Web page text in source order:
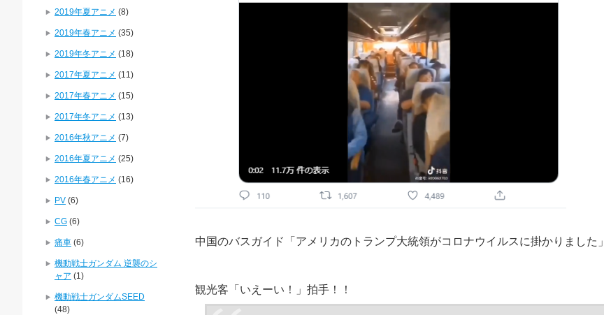
中国のバスガイド「アメリカのトランプ大統領がコロナウイルスに掛かりました」
観光客「いえーい！」拍手！！
2019年夏アニメ (8)
2019年春アニメ (35)
2019年冬アニメ (18)
2017年夏アニメ (11)
2017年春アニメ (15)
2017年冬アニメ (13)
2016年秋アニメ (7)
2016年夏アニメ (25)
2016年春アニメ (16)
PV (6)
CG (6)
痛車 (6)
機動戦士ガンダム 逆襲のシ
ャア (1)
機動戦士ガンダムSEED
(48)